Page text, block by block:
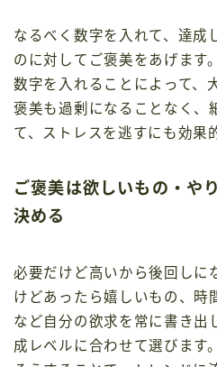
なるべく数字を入れて、達成
のに対してご褒美をあげます。
数字を入れることによって、
褒美も過剰になることなく、
て、ストレスを逃すにも効果
ご褒美は欲しいもの・や
決める
必要だけど高いから後回しに
けどあったら嬉しいもの、時
など自分の欲求を常に書き出
成レベルに合わせて選びます。